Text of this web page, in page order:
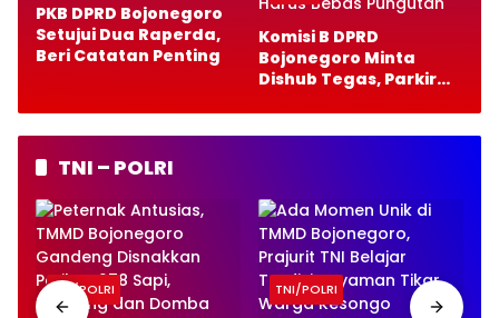
PKB DPRD Bojonegoro
Setujui Dua Raperda,
Beri Catatan Penting
Komisi B DPRD
Bojonegoro Minta
Dishub Tegas, Parkir
TNI – POLRI
TNI/POLRI TNI/POLRI